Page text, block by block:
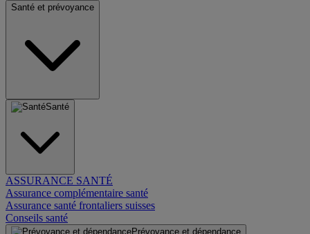
Santé et prévoyance
Santé
ASSURANCE SANTÉ
Assurance complémentaire santé
Assurance santé frontaliers suisses
Conseils santé
Prévoyance et dépendance